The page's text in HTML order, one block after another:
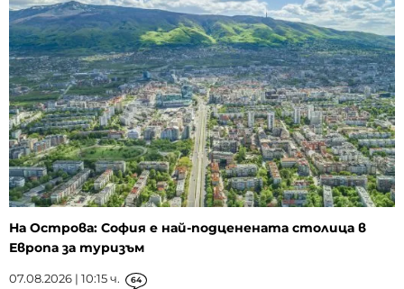
На Острова: София е най-подценената столица в
Европа за туризъм
07.08.2026 | 10:15 ч. 64